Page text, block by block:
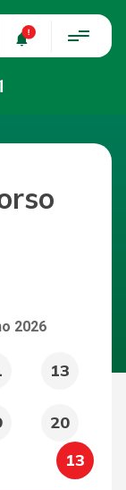
2026
13
20
13